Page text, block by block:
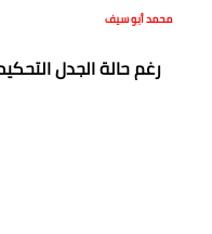
محمد أبو سيف